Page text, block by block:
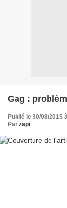
Gag :
Publié le 30/08/2015
Par zapi